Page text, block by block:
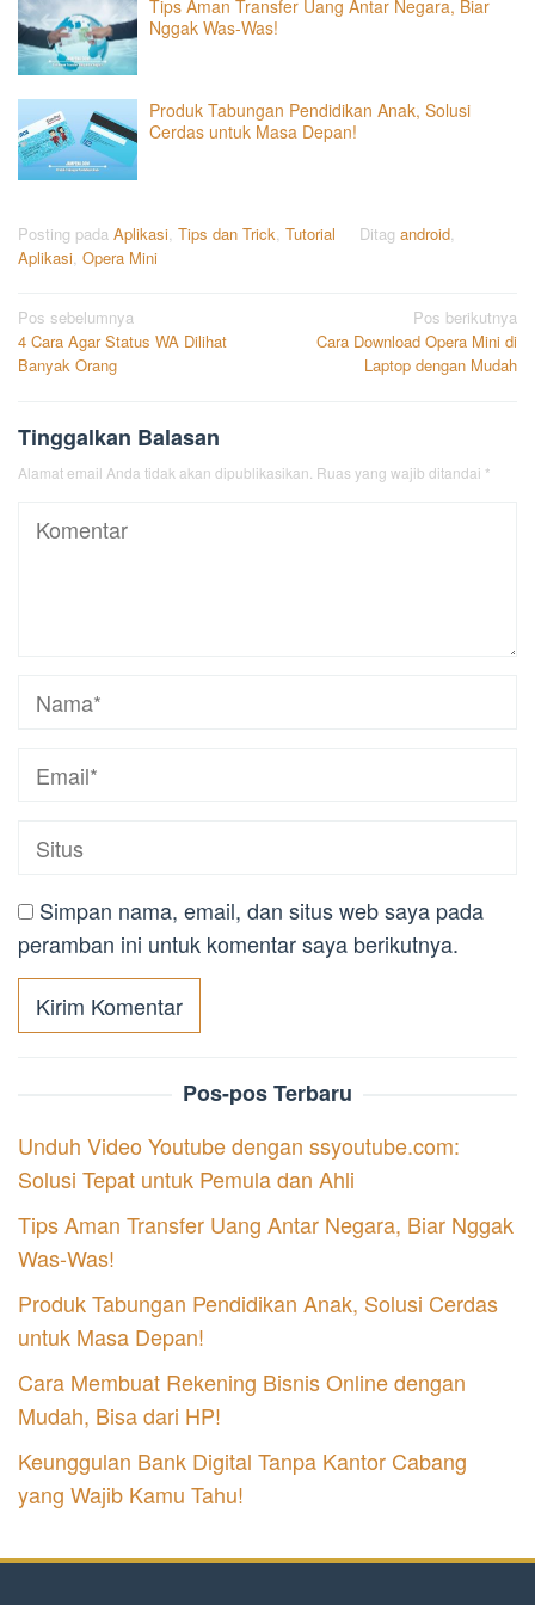
Tips Aman Transfer Uang Antar Negara, Biar
Nggak Was-Was!
Produk Tabungan Pendidikan Anak, Solusi
Cerdas untuk Masa Depan!
Posting pada Aplikasi Tips dan Trick Tutorial Ditag android
Aplikasi Opera Mini
Navigasi
pos
Pos sebelumnya
4 Cara Agar Status WA Dilihat
Banyak Orang
Pos berikutnya
Cara Download Opera Mini di
Laptop dengan Mudah
Tinggalkan Balasan
Alamat email Anda tidak akan dipublikasikan. Ruas yang wajib ditandai *
Simpan nama, email, dan situs web saya pada
peramban ini untuk komentar saya berikutnya.
Pos-pos Terbaru
Unduh Video Youtube dengan ssyoutube.com:
Solusi Tepat untuk Pemula dan Ahli
Tips Aman Transfer Uang Antar Negara, Biar Nggak
Was-Was!
Produk Tabungan Pendidikan Anak, Solusi Cerdas
untuk Masa Depan!
Cara Membuat Rekening Bisnis Online dengan
Mudah, Bisa dari HP!
Keunggulan Bank Digital Tanpa Kantor Cabang
yang Wajib Kamu Tahu!